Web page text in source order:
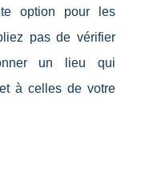
option pour les
pas de vérifier
un lieu qui
à celles de votre